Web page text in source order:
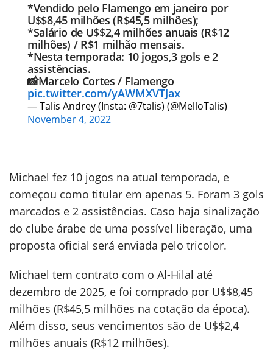
*Vendido pelo Flamengo em janeiro por
U$$8,45 milhões (R$45,5 milhões);
*Salário de U$$2,4 milhões anuais (R$12
milhões) / R$1 milhão mensais.
*Nesta temporada: 10 jogos,3 gols e 2
assistências.
📸Marcelo Cortes / Flamengo
pic.twitter.com/yAWMXVTJax
— Talis Andrey (Insta: @7talis) (@MelloTalis)
November 4, 2022
Michael fez 10 jogos na atual temporada, e
começou como titular em apenas 5. Foram 3 gols
marcados e 2 assistências. Caso haja sinalização
do clube árabe de uma possível liberação, uma
proposta oficial será enviada pelo tricolor.
Michael tem contrato com o Al-Hilal até
dezembro de 2025, e foi comprado por U$$8,45
milhões (R$45,5 milhões na cotação da época).
Além disso, seus vencimentos são de U$$2,4
milhões anuais (R$12 milhões).